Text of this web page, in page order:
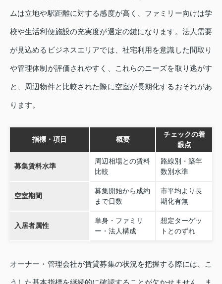
ムは立地や駅距離に対する感度が高く、ファミリー向けは学
校や生活利便施設の充実度が選定の鍵になります。法人需要
が見込めるビジネスエリアでは、社宅利用を意識した間取り
や管理体制が評価されやすく、これらのニーズを取り逃がす
と、周辺物件と比較された際に空室が長期化するおそれがあ
ります。
指標・項目 概要
チェックの着
眼点
募集賃料水準
周辺相場との賃料
比較
路線別・築年
数別水準
空室期間
募集開始から成約
まで日数
市平均より長
期化有無
入居者属性
単身・ファミリ
ー・法人構成
想定ターゲッ
トとのずれ
オーナー・管理会社が賃貸募集の状況を把握する際には、こ
うした基本指標を継続的に確認することが欠かせません。ま